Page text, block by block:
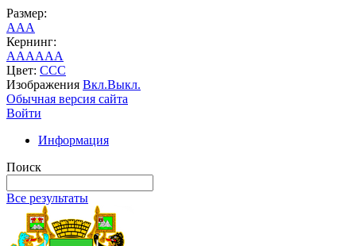
Размер:
AAA
Кернинг:
AAAAAA
Цвет: CCC
Изображения Вкл.Выкл.
Обычная версия сайта
Войти
Информация
Поиск
Все результаты